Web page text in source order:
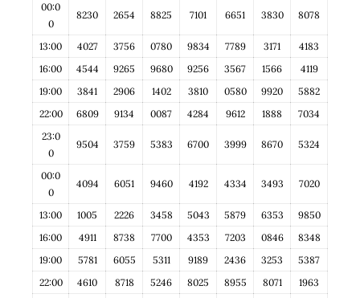
00:0
0
8230 2654 8825 7101 6651 3830 8078
13:00 4027 3756 0780 9834 7789 3171
4183
16:00
4544 9265 9680 9256 3567 1566
4119
19:00
3841 2906 1402 3810 0580 9920
5882
22:00
6809 9134 0087 4284 9612 1888
7034
23:0
0
9504 3759 5383 6700 3999 8670 5324
00:0
0
4094 6051 9460 4192 4334 3493 7020
13:00 1005 2226 3458 5043 5879 6353
9850
16:00
4911 8738 7700 4353 7203 0846
8348
19:00
5781 6055 5311 9189 2436 3253
5387
22:00
4610 8718 5246 8025 8955 8071
1963